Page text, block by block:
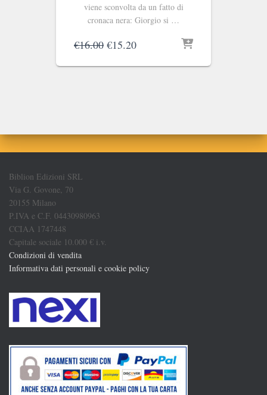
viene sconvolta da un fatto di
cronaca nera: Giorgio si …
€16.00 Il
originale
€15.20Il
attuale
Biblion Edizioni SRL
Via G. Govone, 70
20155 Milano
P.IVA e C.F. 04430980963
CCIAA 1747448
Capitale sociale 10.000 € i.v.
Condizioni di vendita
Informativa dati personali e cookie policy